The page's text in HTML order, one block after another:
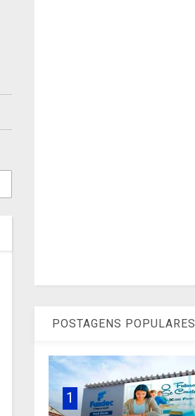
POSTAGENS POPULARES
1